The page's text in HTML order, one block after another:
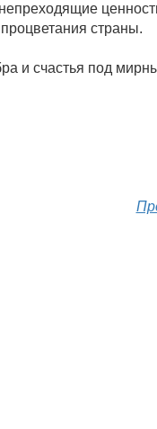
страны.
и счастья под